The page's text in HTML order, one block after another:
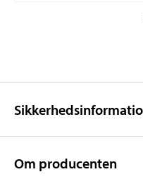
Om producenten